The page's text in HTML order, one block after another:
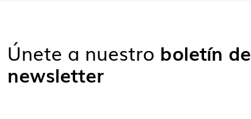
Únete a nuestro boletín de
newsletter